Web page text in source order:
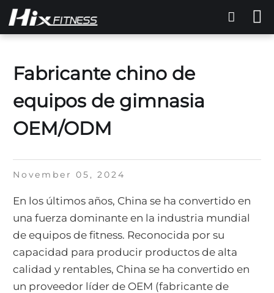
Fabricante chino de
equipos de gimnasia
OEM/ODM
November 05, 2024
En los últimos años, China se ha convertido en
una fuerza dominante en la industria mundial
de equipos de fitness. Reconocida por su
capacidad para producir productos de alta
calidad y rentables, China se ha convertido en
un proveedor líder de OEM (fabricante de